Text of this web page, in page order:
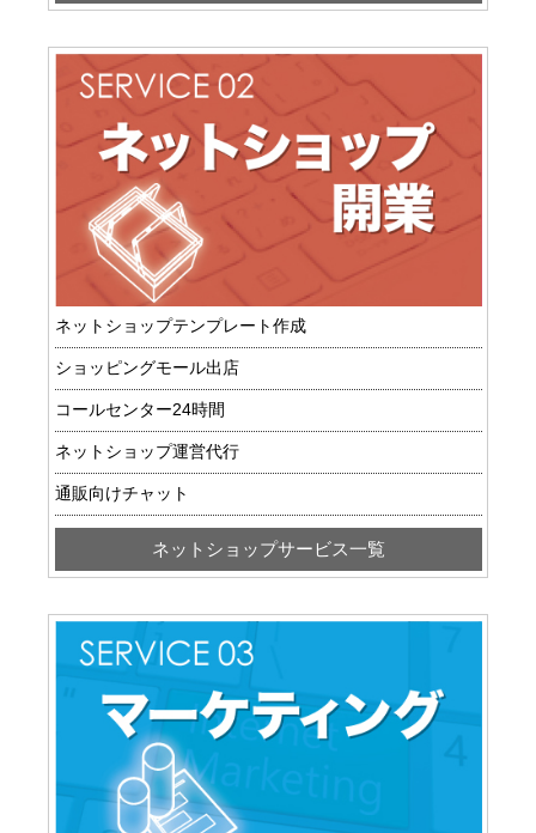
ネットショップテンプレート作成
ショッピングモール出店
コールセンター24時間
ネットショップ運営代行
通販向けチャット
ネットショップサービス一覧